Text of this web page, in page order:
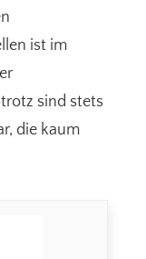
ist im
sind stets
die kaum